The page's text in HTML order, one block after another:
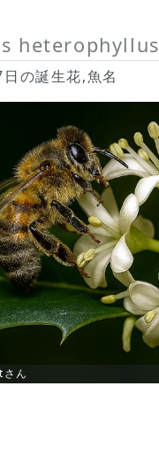
heterophyllus
の誕生花,魚名
ん